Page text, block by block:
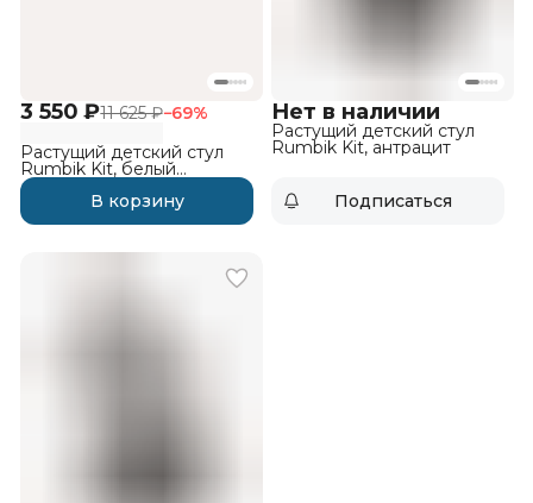
3 550 ₽11 625 ₽−69%
Растущий детский стул
Rumbik Kit, белый
ламинированный
В корзину
Нет в наличии
Растущий детский стул
Rumbik Kit, антрацит
Подписаться